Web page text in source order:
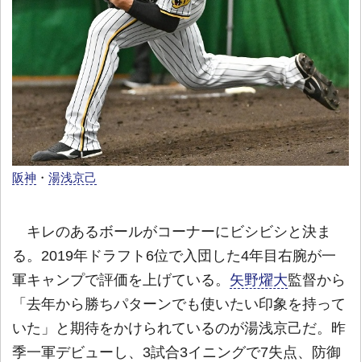
阪神 ・ 湯浅京己
キレのあるボールがコーナーにビシビシと決ま
る。2019年ドラフト6位で入団した4年目右腕が一
軍キャンプで評価を上げている。 矢野燿大監督から
「去年から勝ちパターンでも使いたい印象を持って
いた」と期待をかけられているのが湯浅京己だ。昨
季一軍デビューし、3試合3イニングで7失点、防御